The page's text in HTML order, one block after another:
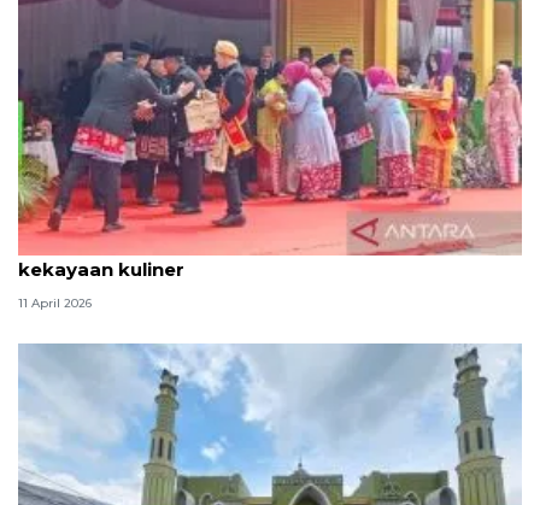
Tradisi hantaran Lebaran Betawi simbol bakti dan
kekayaan kuliner
11 April 2026